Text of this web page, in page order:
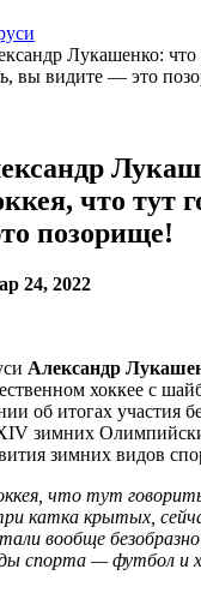
Лукашенко: что
вы видите — это
что тут
позорище!
24, 2022
Александр
хоккее с
об итогах участия
зимних
зимних видов
что тут
катка крытых,
вообще
спорта — футбол и